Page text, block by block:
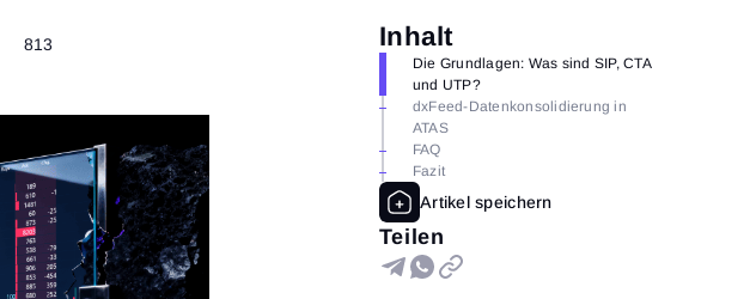
813 Inhalt
Die Grundlagen: Was sind SIP, CTA
und UTP?
dxFeed-Datenkonsolidierung in
ATAS
FAQ
Fazit
Teilen